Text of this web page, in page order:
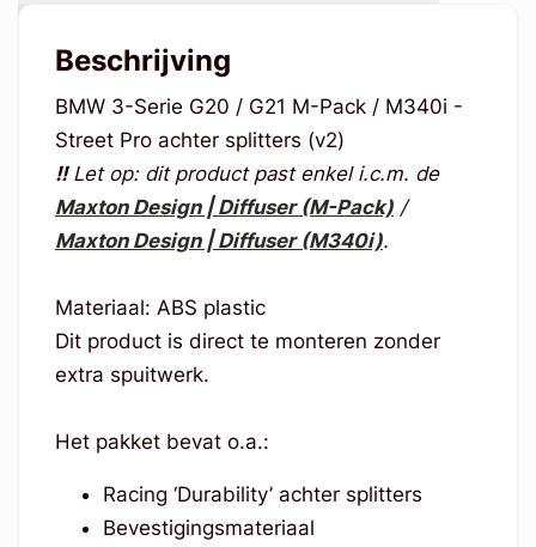
Beschrijving
BMW 3-Serie G20 / G21 M-Pack / M340i -
Street Pro achter splitters (v2)
!!Let op: dit product past enkel i.c.m. de
Maxton Design | Diffuser (M-Pack)/
Maxton Design | Diffuser (M340i).
Materiaal: ABS plastic
Dit product is direct te monteren zonder
extra spuitwerk.
Het pakket bevat o.a.:
Racing ‘Durability’ achter splitters
Bevestigingsmateriaal